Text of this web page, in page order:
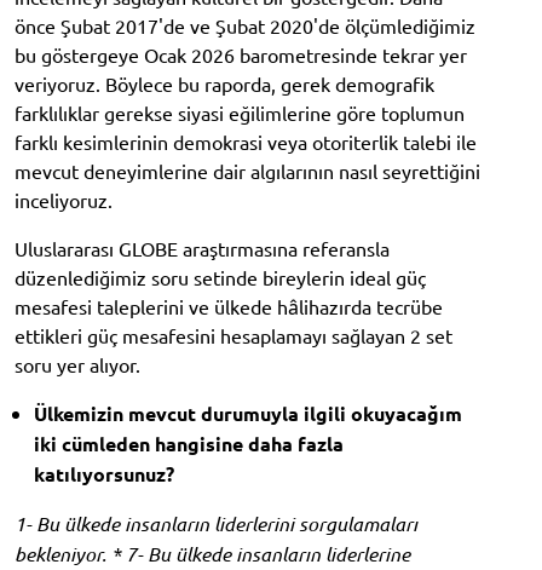
önce Şubat 2017'de ve Şubat 2020'de ölçümlediğimiz
bu göstergeye Ocak 2026 barometresinde tekrar yer
veriyoruz. Böylece bu raporda, gerek demografik
farklılıklar gerekse siyasi eğilimlerine göre toplumun
farklı kesimlerinin demokrasi veya otoriterlik talebi ile
mevcut deneyimlerine dair algılarının nasıl seyrettiğini
inceliyoruz.
Uluslararası GLOBE araştırmasına referansla
düzenlediğimiz soru setinde bireylerin ideal güç
mesafesi taleplerini ve ülkede hâlihazırda tecrübe
ettikleri güç mesafesini hesaplamayı sağlayan 2 set
soru yer alıyor.
Ülkemizin mevcut durumuyla ilgili okuyacağım
iki cümleden hangisine daha fazla
katılıyorsunuz?
1- Bu ülkede insanların liderlerini sorgulamaları
bekleniyor. * 7- Bu ülkede insanların liderlerine